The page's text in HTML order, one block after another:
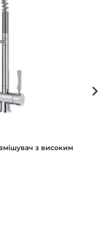
з високим